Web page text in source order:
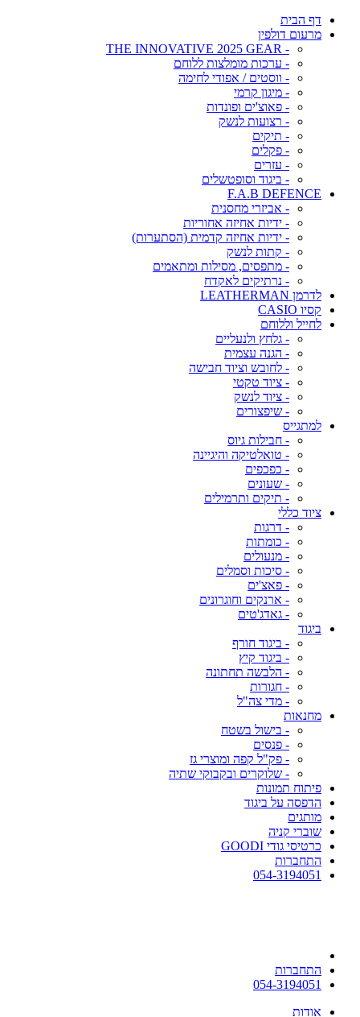
דף הבית
מרעום דולפין
- THE INNOVATIVE 2025 GEAR
- ערכות מומלצות ללוחם
- ווסטים / אפודי לחימה
- מיגון קרמי
- פאוצ'ים ופונדות
- רצועות לנשק
- תיקים
- פקלים
- עזרים
- ביגוד וסופטשלים
F.A.B DEFENCE
- אביזרי מחסנית
- ידיות אחיזה אחוריות
- ידיות אחיזה קדמית (הסתערות)
- קתות לנשק
- מתפסים, מסילות ומתאמים
- נרתיקים לאקדח
לדרמן LEATHERMAN
קסיו CASIO
לחייל וללוחם
- גלחץ ולנעליים
- הגנה עצמית
- לחובש וציוד חבישה
- ציוד טקטי
- ציוד לנשק
- שיפצורים
למתגייס
- חבילות גיוס
- טואלטיקה והיגיינה
- כפכפים
- שעונים
- תיקים ותרמילים
ציוד כללי
- דרגות
- כומתות
- מנעולים
- סיכות וסמלים
- פאצ'ים
- ארנקים וחוגרונים
- גאדג'טים
ביגוד
- ביגוד חורף
- ביגוד קיץ
- הלבשה תחתונה
- חגורות
- מדי צה"ל
מחנאות
- בישול בשטח
- פנסים
- פק"ל קפה ומוצרי גז
- שלוקרים ובקבוקי שתיה
פיתוח תמונות
הדפסה על ביגוד
מותגים
שוברי קניה
כרטיסי גודי GOODI
התחברות
054-3194051
התחברות
054-3194051
אודות